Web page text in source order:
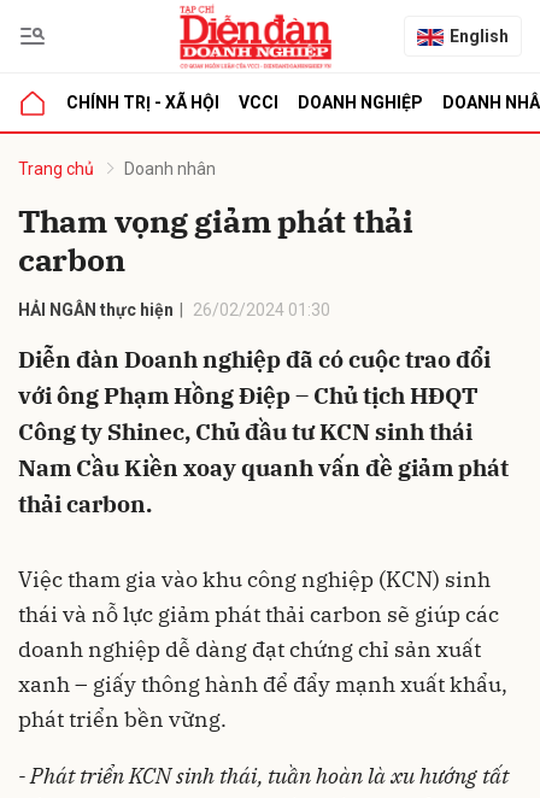
English
CHÍNH TRỊ - XÃ HỘI VCCI DOANH NGHIỆP DOANH
Trang chủ Doanh nhân
Tham vọng giảm phát thải
carbon
HẢI NGÂN thực hiện 26/02/2024 01:30
Diễn đàn Doanh nghiệp đã có cuộc trao đổi
với ông Phạm Hồng Điệp – Chủ tịch HĐQT
Công ty Shinec, Chủ đầu tư KCN sinh thái
Nam Cầu Kiền xoay quanh vấn đề giảm phát
thải carbon.
Việc tham gia vào khu công nghiệp (KCN) sinh
thái và nỗ lực giảm phát thải carbon sẽ giúp các
doanh nghiệp dễ dàng đạt chứng chỉ sản xuất
xanh – giấy thông hành để đẩy mạnh xuất khẩu,
phát triển bền vững.
- Phát triển KCN sinh thái, tuần hoàn là xu hướng tất
luận
Hủy